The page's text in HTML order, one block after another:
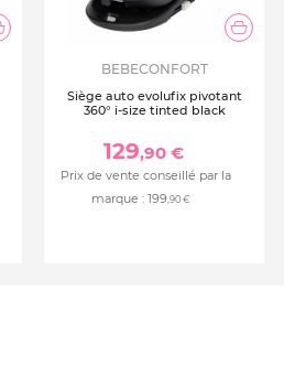
BEBECONFORT
Siège auto evolufix pivotant
360° i-size tinted black
129,90 €
Prix de vente conseillé par la
marque : 199,90 €